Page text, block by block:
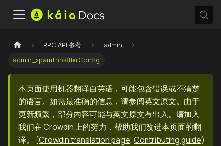
RPC API 参考
admin
admin_spamThrottlerConfig
本页面使用机器翻译自英语，可能包含错误或不清楚
的语言。如需最准确的信息，请参阅英文原文。由于
更新频繁，部分内容可能与英文原文有出入。请加入
我们在 Crowdin 上的努力，帮助我们改进本页面的翻
译。
(Crowdin translation page, Contributing guide)